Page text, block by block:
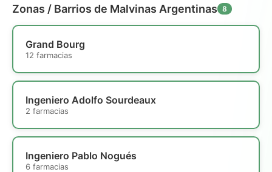
Zonas / Barrios de Malvinas Argentinas 8
Grand Bourg
12 farmacias
Ingeniero Adolfo Sourdeaux
2 farmacias
Ingeniero Pablo Nogués
6 farmacias